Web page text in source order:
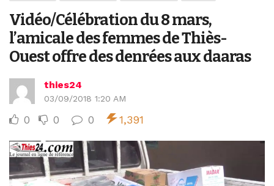
Vidéo/Célébration du 8 mars,
l’amicale des femmes de Thiès-
Ouest offre des denrées aux daaras
thies24
03/09/2018 1:20 AM
0 0 0 1,391